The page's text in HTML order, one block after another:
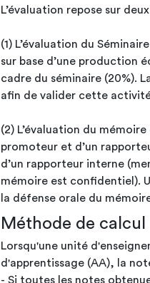
L’évaluation repose sur
(1) L’évaluation du
sur base d’une production
cadre du séminaire (20%).
afin de valider cette activité
(2) L’évaluation du
promoteur et d’un
d’un rapporteur interne
mémoire est confidentiel).
la défense orale du
Méthode de calcul
Lorsqu'une unité
d'apprentissage (AA), la
- Si toutes les notes